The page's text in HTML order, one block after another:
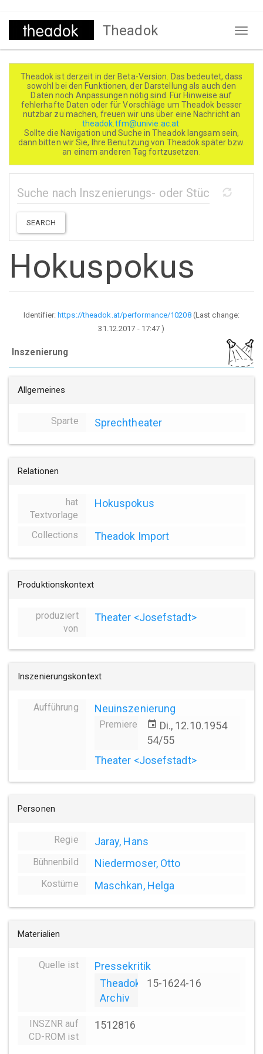
Direkt
Theadok
Theadok ist derzeit in der Beta-Version. Das bedeutet, dass
sowohl bei den Funktionen, der Darstellung als auch den
Daten noch Anpassungen nötig sind. Für Hinweise auf
fehlerhafte Daten oder für Vorschläge um Theadok besser
nutzbar zu machen, freuen wir uns über eine Nachricht an
theadok.tfm@univie.ac.at
Sollte die Navigation und Suche in Theadok langsam sein,
dann bitten wir Sie, Ihre Benutzung von Theadok später bzw.
an einem anderen Tag fortzusetzen.
SEARCH
Hokuspokus
Identifier:https://theadok.at/performance/10208(Last change:
31.12.2017 - 17:47 )
Inszenierung
Allgemeines
Sparte Sprechtheater
Relationen
hat
Textvorlage
Hokuspokus
Collections Theadok Import
Produktionskontext
produziert
von
Theater <Josefstadt>
Inszenierungskontext
Aufführung Neuinszenierung
Premiere event Di., 12.10.1954
54/55
Theater <Josefstadt>
Personen
Regie Jaray, Hans
Bühnenbild Niedermoser, Otto
Kostüme Maschkan, Helga
Materialien
Quelle ist
Pressekritik
Theadok
Archiv
15-1624-16
INSZNR auf
CD-ROM ist
1512816